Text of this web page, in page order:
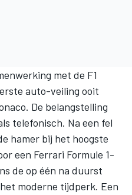
met de F1
auto-veiling ooit
De belangstelling
telefonisch. Na een fel
hamer bij het hoogste
een Ferrari Formule 1-
de op één na duurst
moderne tijdperk. Een